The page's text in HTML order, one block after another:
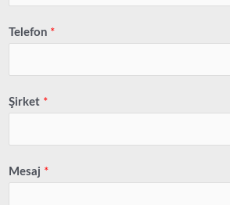
Telefon *
Şirket *
Mesaj *